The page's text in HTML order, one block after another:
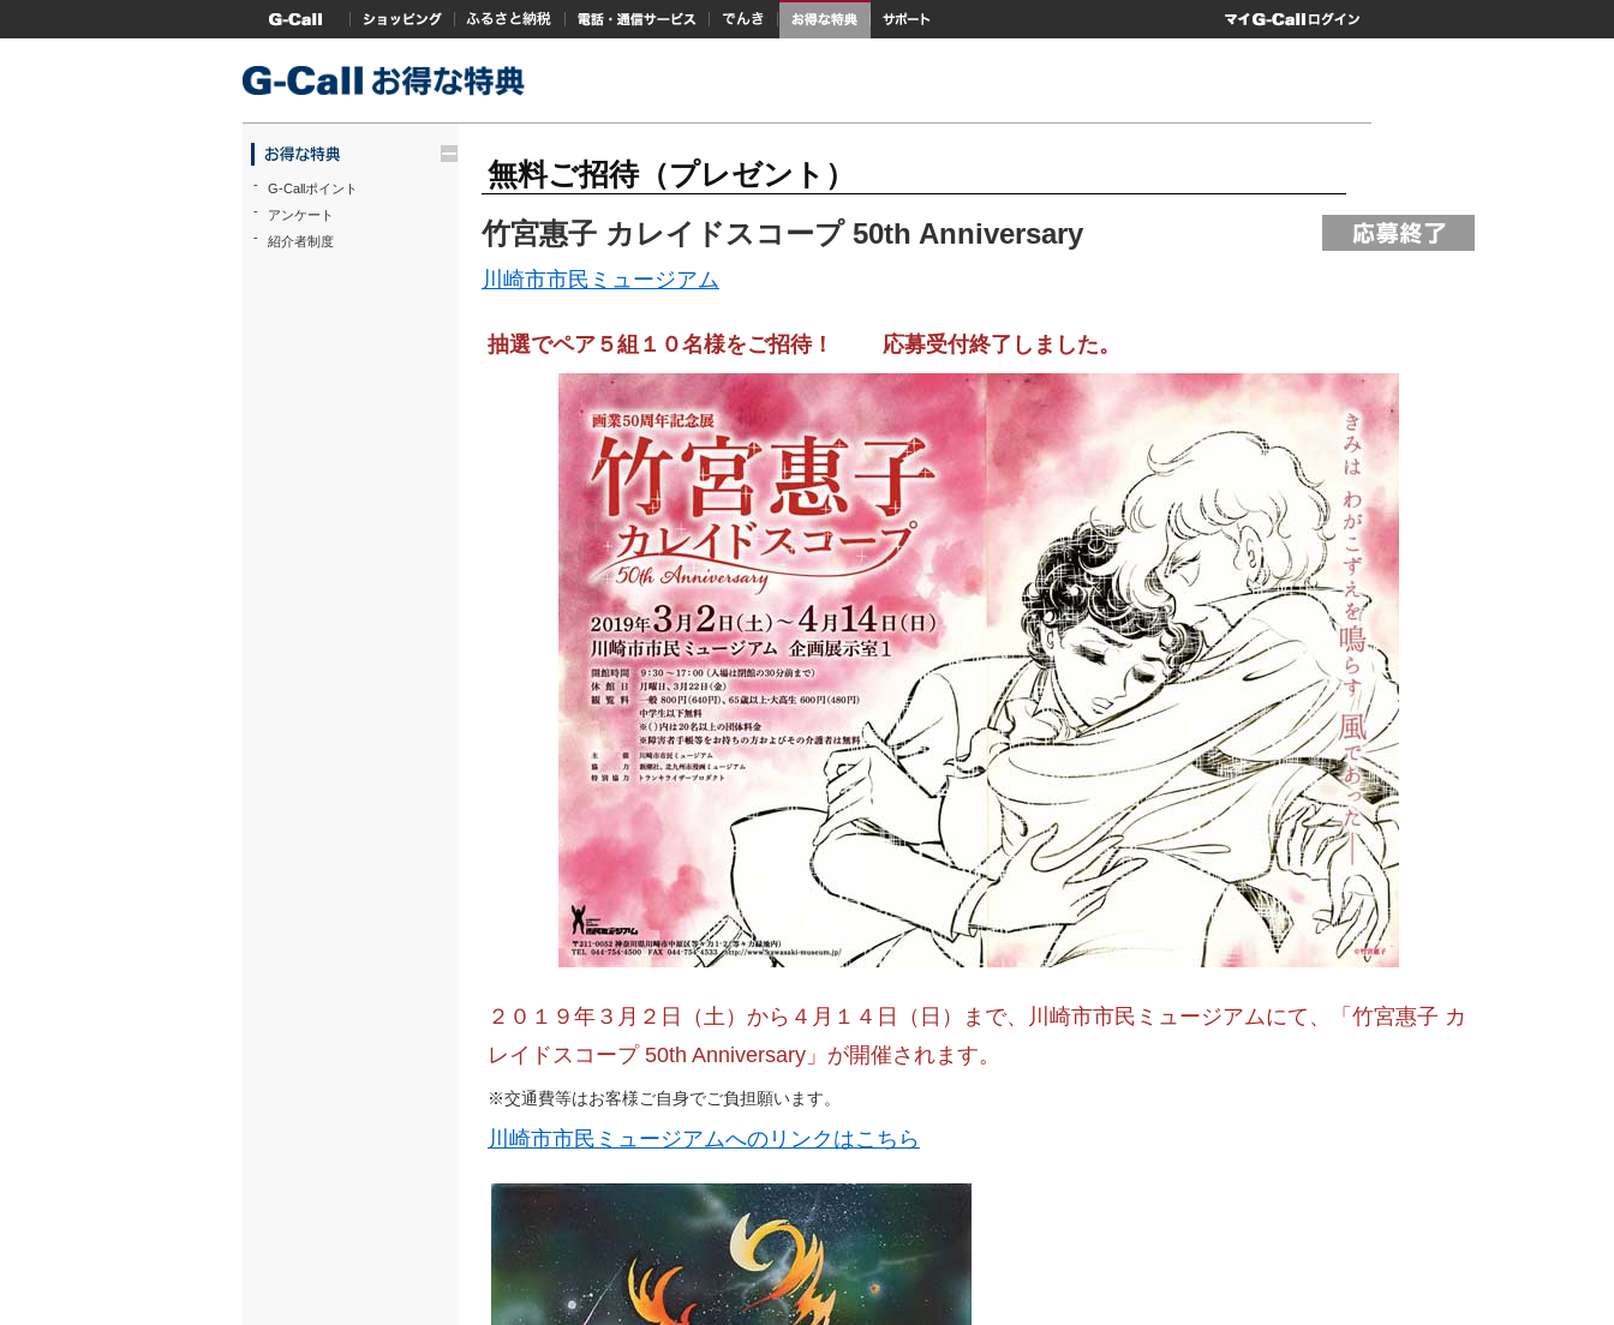
trigger
-
G-Callポイント
-
アンケート
-
紹介者制度
無料ご招待（プレゼント）
竹宮惠子 カレイドスコープ 50th Anniversary
川崎市市民ミュージアム
抽選でペア５組１０名様をご招待！ 応募受付終了しました。
２０１９年３月２日（土）から４月１４日（日）まで、川崎市市民ミュージアムにて、「竹宮惠子 カ
レイドスコープ 50th Anniversary」が開催されます。
※交通費等はお客様ご自身でご負担願います。
川崎市市民ミュージアムへのリンクはこちら